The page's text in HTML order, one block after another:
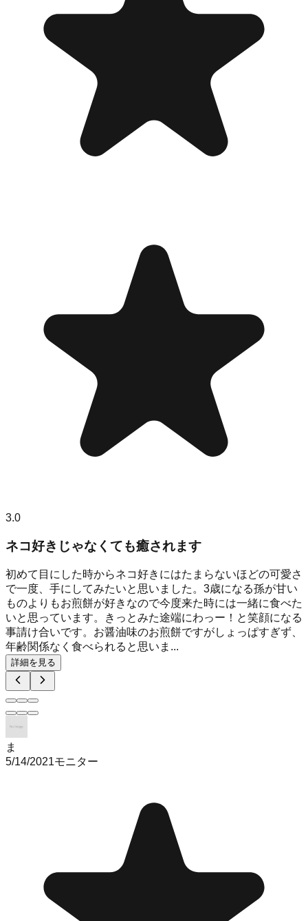
3.0
ネコ好きじゃなくても癒されます
初めて目にした時からネコ好きにはたまらないほどの可愛さ
で一度、手にしてみたいと思いました。3歳になる孫が甘い
ものよりもお煎餅が好きなので今度来た時には一緒に食べた
いと思っています。きっとみた途端にわっー！と笑顔になる
事請け合いです。お醤油味のお煎餅ですがしょっぱすぎず、
年齢関係なく食べられると思いま...
詳細を見る
ま
5/14/2021モニター